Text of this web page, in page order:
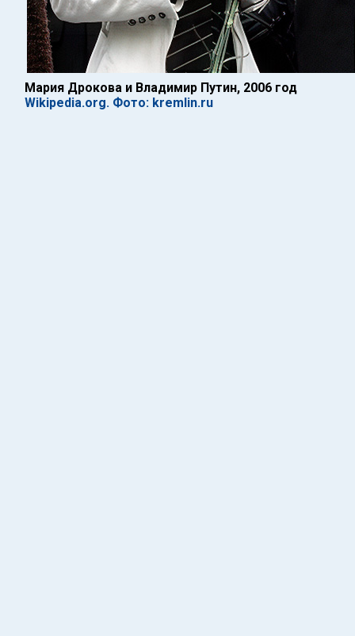
Мария Дрокова и Владимир Путин, 2006 год
Wikipedia.org. Фото: kremlin.ru